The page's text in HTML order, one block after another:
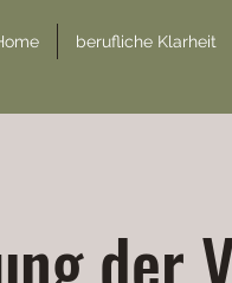
berufliche Klarheit
der